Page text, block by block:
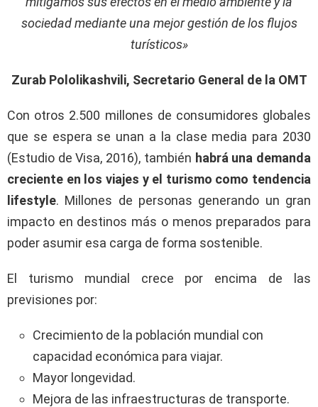
sociedad mediante una mejor gestión de los flujos
turísticos»
Zurab Pololikashvili, Secretario General de la OMT
Con otros 2.500 millones de consumidores globales
que se espera se unan a la clase media para 2030
(Estudio de Visa, 2016), también habrá una demanda
creciente en los viajes y el turismo como tendencia
lifestyle. Millones de personas generando un gran
impacto en destinos más o menos preparados para
poder asumir esa carga de forma sostenible.
El turismo mundial crece por encima de las
previsiones por:
Crecimiento de la población mundial con
capacidad económica para viajar.
Mayor longevidad.
Mejora de las infraestructuras de transporte.